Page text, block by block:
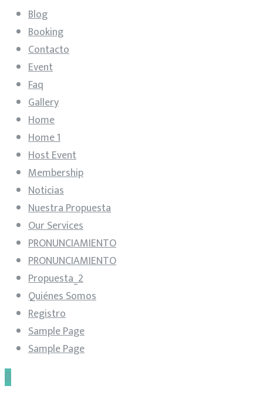
Blog
Booking
Contacto
Event
Faq
Gallery
Home
Home 1
Host Event
Membership
Noticias
Nuestra Propuesta
Our Services
PRONUNCIAMIENTO
PRONUNCIAMIENTO
Propuesta_2
Quiénes Somos
Registro
Sample Page
Sample Page